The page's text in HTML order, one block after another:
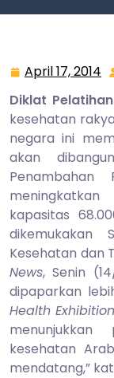
April 17, 2014
Diklat
kesehatan
negara ini
akan
kapasitas
dikemukakan
Kesehatan dan
News, Senin
dipaparkan
Health
menunjukkan
kesehatan
mendatang,”